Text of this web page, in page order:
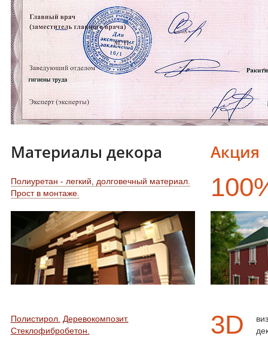
Акция
3D
Материалы декора
Полиуретан - легкий, долговечный материал.
Прост в монтаже.
Полистирол. Деревокомпозит.
Стеклофибробетон.